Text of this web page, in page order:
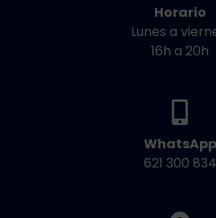
Horario
Lunes a
16h a 20h
WhatsApp
621 300 834